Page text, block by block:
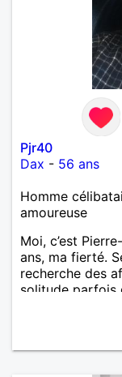
Pjr40
Dax - 56 ans
Homme
amoureuse
Moi, c’est
ans, ma fierté.
recherche des
solitude parfois
vague à l’âme.
importante à
sentiments
œuvre » disait